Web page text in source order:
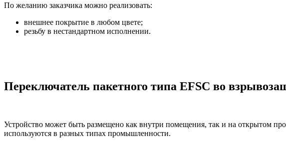
По желанию заказчика можно реализовать:
внешнее покрытие в любом цвете;
резьбу в нестандартном исполнении.
Переключатель пакетного типа EFSC во
Устройство может быть размещено как внутри помещения, так и на открытом
используются в разных типах промышленности.